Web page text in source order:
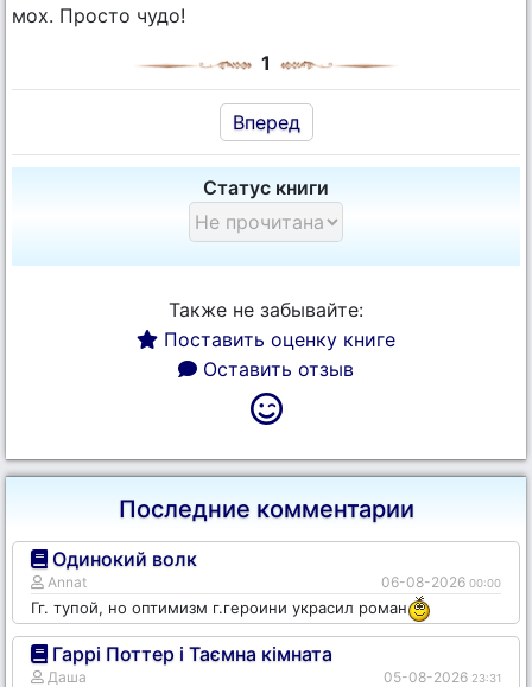
мох. Просто чудо!
1
Вперед
Статус книги
Также не забывайте:
Поставить оценку книге
Оставить отзыв
Последние комментарии
Одинокий волк
Annat 06-08-2026 00:00
Гг. тупой, но оптимизм г.героини украсил роман
Гаррі Поттер і Таємна кімната
Даша 05-08-2026 23:31